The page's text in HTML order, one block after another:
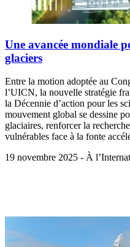
Une avancée mondiale
glaciers
Entre la motion adoptée au
l’UICN, la nouvelle stratégie
la Décennie d’action pour les
mouvement global se dessine
glaciaires, renforcer la
vulnérables face à la fonte
19 novembre 2025 - À